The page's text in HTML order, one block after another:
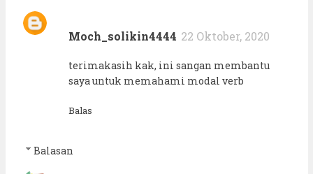
Moch_solikin4444 22 Oktober, 2020
terimakasih kak, ini sangan membantu
saya untuk memahami modal verb
Balas
Balasan